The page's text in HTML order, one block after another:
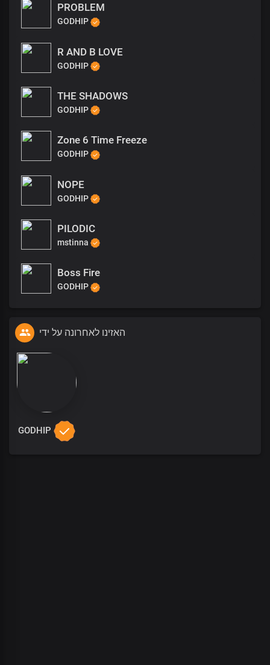
PROBLEM
GODHIP
R AND B LOVE
GODHIP
THE SHADOWS
GODHIP
Zone 6 Time Freeze
GODHIP
NOPE
GODHIP
PILODIC
mstinna
Boss Fire
GODHIP
האזינו לאחרונה על ידי
GODHIP